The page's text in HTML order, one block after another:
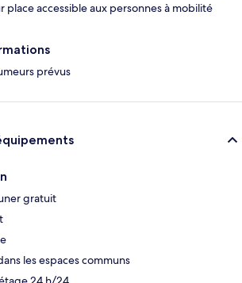
place accessible aux personnes à mobilité
prévus
gratuit
les espaces communs